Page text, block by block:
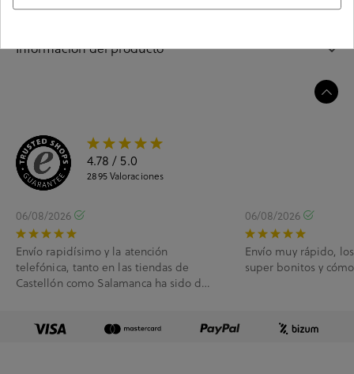
Ciudados y limpieza
Información del producto
4.78 / 5.0
2895Valoraciones
06/08/2026
Envío rapidísimo y la atención
telefónica, tanto en las tiendas de
Castellón como Salamanca ha sido de
06/08/2026
Envío muy rápido,
super bonitos y